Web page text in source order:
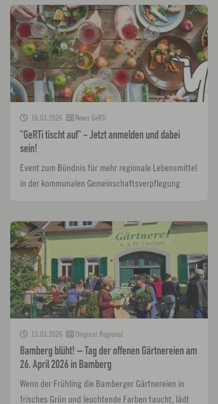
16.03.2026 News GeRTi
"GeRTi tischt auf" - Jetzt anmelden und dabei
sein!
Event zum Bündnis für mehr regionale Lebensmittel
in der kommunalen Gemeinschaftsverpflegung
13.03.2026 Original Regional
Bamberg blüht! – Tag der offenen Gärtnereien am
26. April 2026 in Bamberg
Wenn der Frühling die Bamberger Gärtnereien in
frisches Grün und leuchtende Farben taucht, lädt